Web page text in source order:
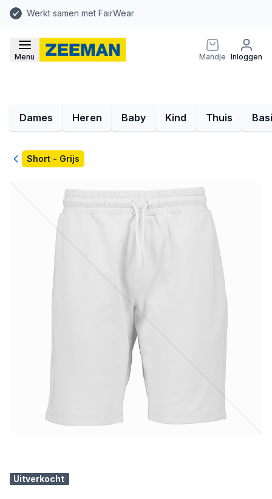
Werkt samen met FairWear
Menu Mandje Inloggen
Dames Heren Baby Kind Thuis
TerugShort - Grijs
Uitverkocht